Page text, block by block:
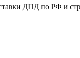
ДПД по РФ и